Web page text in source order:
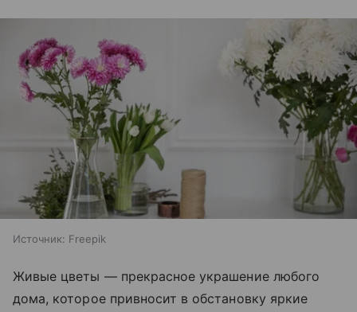
Источник: Freepik
Живые цветы — прекрасное украшение любого
дома, которое привносит в обстановку яркие